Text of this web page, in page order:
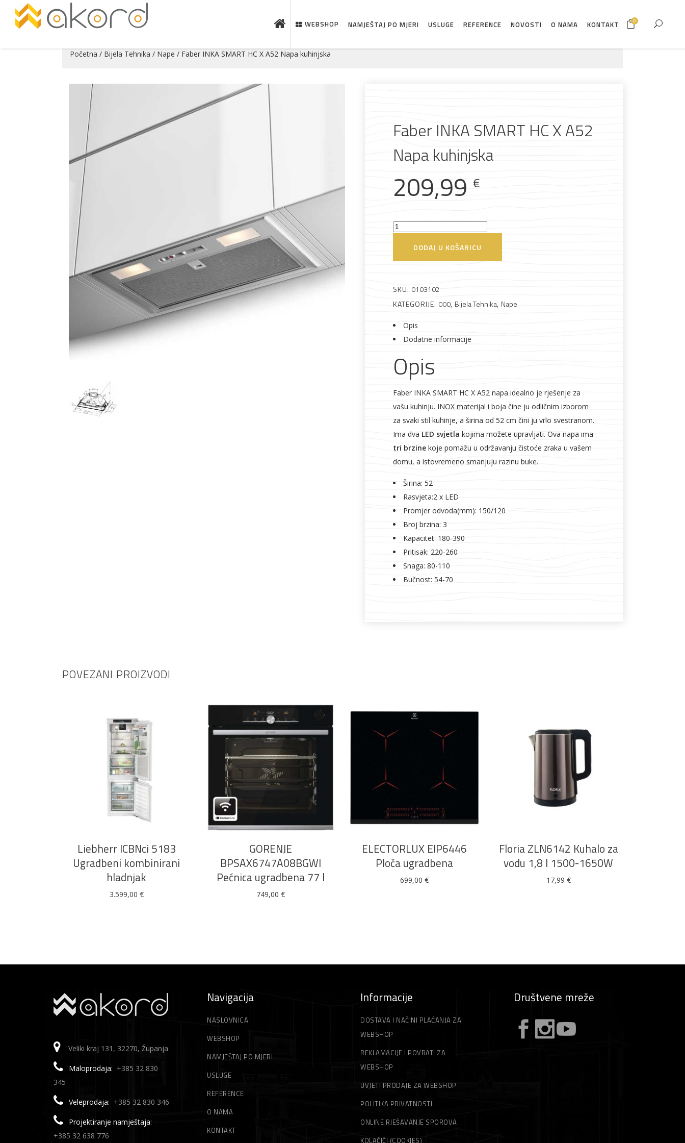
Pogledajte što je novo u ponudi
AKCIJA!
Pločasti
materijali
Alati i pribor Vrt i okućnica
Elektromaterijal
WEBSHOP NAMJEŠTAJ PO MJERI USLUGE REFERENCE NOVOSTI O NAMA KONTAKT 0
Početna / Bijela Tehnika / Nape / Faber INKA SMART HC X A52 Napa kuhinjska
Faber INKA SMART HC X A52
Napa kuhinjska
209,99 €
Faber
SMART
A52
Napa
kuhinjska
količina
DODAJ U KOŠARICU
SKU: 0103102
KATEGORIJE: 000, Bijela Tehnika, Nape
Opis
Dodatne informacije
Opis
Faber INKA SMART HC X A52 napa idealno je rješenje za
vašu kuhinju. INOX materijal i boja čine ju odličnim izborom
za svaki stil kuhinje, a širina od 52 cm čini ju vrlo svestranom.
Ima dva LED svjetla kojima možete upravljati. Ova napa ima
tri brzine koje pomažu u održavanju čistoće zraka u vašem
domu, a istovremeno smanjuju razinu buke.
Širina: 52
Rasvjeta:2 x LED
Promjer odvoda(mm): 150/120
Broj brzina: 3
Kapacitet: 180-390
Pritisak: 220-260
Snaga: 80-110
Bučnost: 54-70
POVEZANI PROIZVODI
DODAJ U KOŠARICU
Liebherr ICBNci 5183
Ugradbeni kombinirani
hladnjak
3.599,00 €
DODAJ U KOŠARICU
GORENJE
BPSAX6747A08BGWI
Pećnica ugradbena 77 l
749,00 €
DODAJ U KOŠARICU
ELECTORLUX EIP6446
Ploča ugradbena
699,00€
DODAJ U KOŠARICU
Floria ZLN6142 Kuhalo za
vodu 1,8 l 1500-1650W
17,99 €
Veliki kraj 131, 32270, Županja
Maloprodaja: +385 32 830
345
Veleprodaja: +385 32 830 346
Projektiranje namještaja:
+385 32 638 776
Navigacija
NASLOVNICA
WEBSHOP
NAMJEŠTAJ PO MJERI
USLUGE
REFERENCE
O NAMA
KONTAKT
Informacije
DOSTAVA I NAČINI PLAĆANJA ZA
WEBSHOP
REKLAMACIJE I POVRATI ZA
WEBSHOP
UVJETI PRODAJE ZA WEBSHOP
POLITIKA PRIVATNOSTI
ONLINE RJEŠAVANJE SPOROVA
KOLAČIĆI (COOKIES)
Društvene mreže